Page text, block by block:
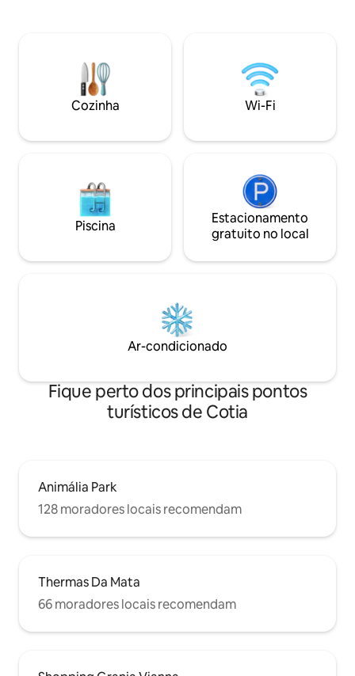
fogueira em clima romântico.Paz,
conforto e amor em meio ao verde.🌲
Viva essa experiência⭐️
trabalho, ampla
rápida, em uma
energia solar.
Cozinha Wi-Fi
Piscina
Estacionamento
gratuito no local
Ar-condicionado
Fique perto dos principais pontos
turísticos de Cotia
Animália Park
128 moradores locais recomendam
Thermas Da Mata
66 moradores locais recomendam